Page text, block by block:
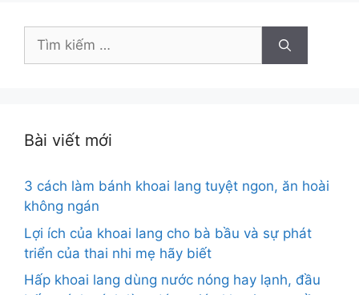
Tìm
Bài viết mới
3 cách làm bánh khoai lang tuyệt ngon, ăn hoài
không ngán
Lợi ích của khoai lang cho bà bầu và sự phát
triển của thai nhi mẹ hãy biết
Hấp khoai lang dùng nước nóng hay lạnh, đầu